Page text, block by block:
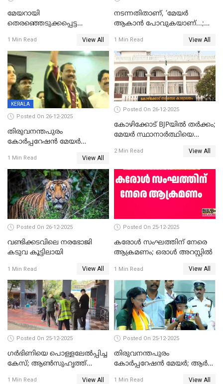
മേയറായി
തെരഞ്ഞെടുക്കപ്പെട്ട
ആദ്യ വോട്ട് അസാധു; കണ്ണൂർ
ഡെപ്യൂട്ടി മേയർ സ്ഥാനത്ത്
താഹിറിന് വിജയം
1 Min Read View All
നടന്നതിതാണ്, ‘മേയർ
ആകാൻ പോവുകയാണ്...;
മുഖ്യമന്ത്രിയുടെ ഓഫീസ്
തന്നെ വിശദീകരിയ്ക്കുന്നു;
സത്യമിതാണ്
1 Min Read View All
KERALA
Posted On 26-12-2025
തിരുവനന്തപുരം
കോര്‍പ്പറേഷന്‍ മേയര്‍
ഹൈക്കോടതിയിലേക്ക്;
സത്യപ്രതിജ്ഞ ചടങ്ങില്‍
ചട്ടലംഘനമെന്ന് പാർട്ടി
1 Min Read View All
Posted On 26-12-2025
കോഴിക്കോട് BJPയിൽ തർക്കം;
മേയർ സ്ഥാനാർത്ഥിയെ
2 Min Read View All
Posted On 26-12-2025
വണ്ടിക്കടവിലെ നരഭോജി
കടുവ കൂട്ടിലായി
1 Min Read View All
Posted On 25-12-2025
കരോള്‍ സംഘത്തിന് നേരെ
ആക്രമണം; ഒരാള്‍ അറസ്റ്റില്‍
1 Min Read View All
Posted On 25-12-2025
ഗര്‍ഭിണിയെ പൊള്ളലേല്‍പ്പിച്ച
കേസ്; ആണ്‍സുഹൃത്ത്
1 Min Read View All
Posted On 25-12-2025
തിരുവനന്തപുരം
കോര്‍പ്പറേഷന്‍ മേയർ; ആര്‍
1 Min Read View All